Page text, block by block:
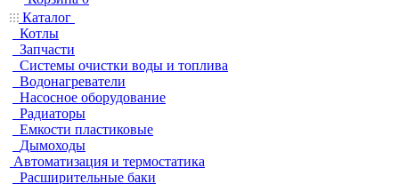
Каталог
Котлы
Запчасти
Системы очистки воды и топлива
Водонагреватели
Насосное оборудование
Радиаторы
Емкости пластиковые
Дымоходы
Автоматизация и термостатика
Расширительные баки